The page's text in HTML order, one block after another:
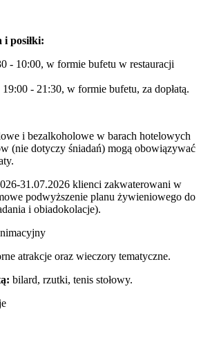
i posiłki:
- 10:00, w formie bufetu w restauracji
- 21:30, w formie bufetu, za dopłatą.
i bezalkoholowe w barach hotelowych
(nie dotyczy śniadań) mogą obowiązywać
31.07.2026 klienci zakwaterowani w
podwyższenie planu żywieniowego do
i obiadokolacje).
atrakcje oraz wieczory tematyczne.
bilard, rzutki, tenis stołowy.